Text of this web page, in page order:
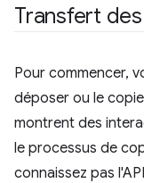
Transfert
Pour commencer,
déposer ou le
montrent des
le processus de
connaissez pas